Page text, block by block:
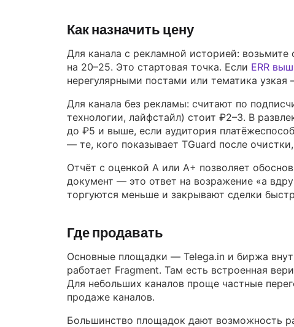
Как назначить цену
Для канала с рекламной историей:
на 20–25. Это стартовая точка. Если ERR
нерегулярными постами или тематика узкая
Для канала без рекламы: считают по
технологии, лайфстайл) стоит ₽2–3. В
до ₽5 и выше, если аудитория
— те, кого показывает TGuard после
Отчёт с оценкой A или A+ позволяет
документ — это ответ на возражение «а
торгуются меньше и закрывают сделки
Где продавать
Основные площадки — Telega.in и биржа
работает Fragment. Там есть встроенная
Для небольших каналов проще частные
продаже каналов.
Большинство площадок дают возможность